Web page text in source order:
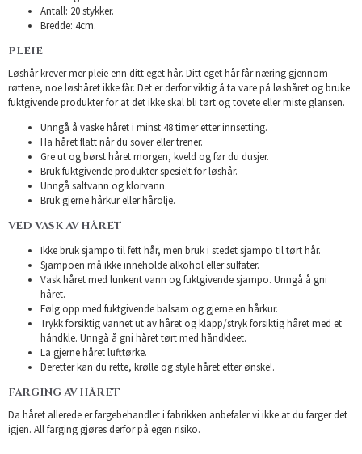
Antall: 20 stykker.
Bredde: 4cm.
PLEIE
Løshår krever mer pleie enn ditt eget hår. Ditt eget hår får næring gjennom
røttene, noe løshåret ikke får. Det er derfor viktig å ta vare på løshåret og bruke
fuktgivende produkter for at det ikke skal bli tørt og tovete eller miste glansen.
Unngå å vaske håret i minst 48 timer etter innsetting.
Ha håret flatt når du sover eller trener.
Gre ut og børst håret morgen, kveld og før du dusjer.
Bruk fuktgivende produkter spesielt for løshår.
Unngå saltvann og klorvann.
Bruk gjerne hårkur eller hårolje.
VED VASK AV HÅRET
Ikke bruk sjampo til fett hår, men bruk i stedet sjampo til tørt hår.
Sjampoen må ikke inneholde alkohol eller sulfater.
Vask håret med lunkent vann og fuktgivende sjampo. Unngå å gni
håret.
Følg opp med fuktgivende balsam og gjerne en hårkur.
Trykk forsiktig vannet ut av håret og klapp/stryk forsiktig håret med et
håndkle. Unngå å gni håret tørt med håndkleet.
La gjerne håret lufttørke.
Deretter kan du rette, krølle og style håret etter ønske!.
FARGING AV HÅRET
Da håret allerede er fargebehandlet i fabrikken anbefaler vi ikke at du farger det
igjen. All farging gjøres derfor på egen risiko.